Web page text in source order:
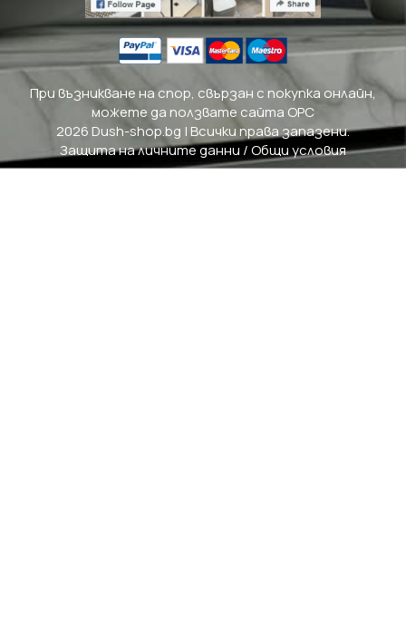
При възникване на спор, свързан с покупка онлайн,
можете да ползвате сайта ОРС
2026 Dush-shop.bg | Всички права запазени.
Защита на личните данни /Общи условия